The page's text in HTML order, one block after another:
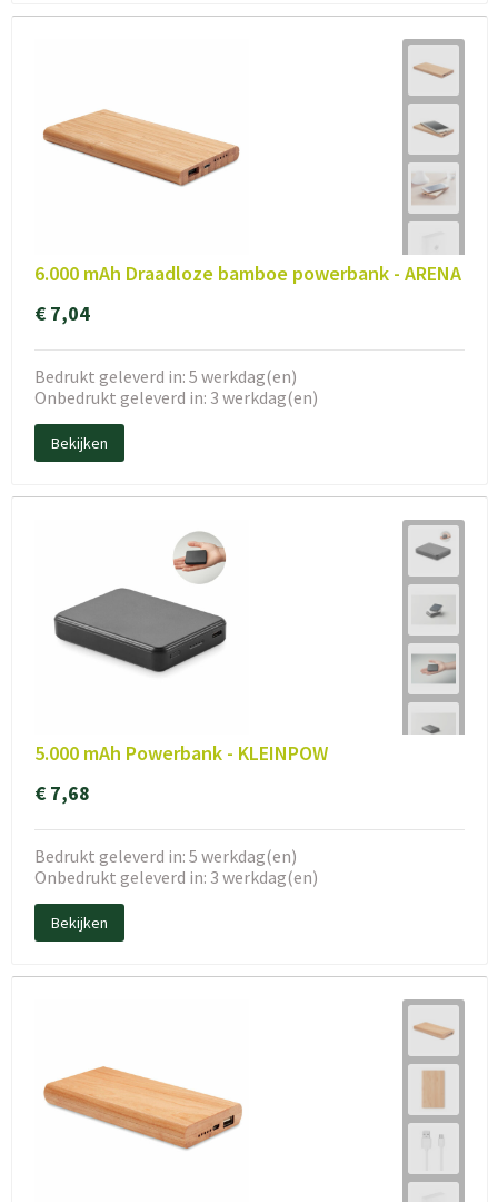
6.000 mAh Draadloze bamboe powerbank - ARENA
€ 7,04
Bedrukt geleverd in: 5 werkdag(en)
Onbedrukt geleverd in: 3 werkdag(en)
Bekijken
5.000 mAh Powerbank - KLEINPOW
€ 7,68
Bedrukt geleverd in: 5 werkdag(en)
Onbedrukt geleverd in: 3 werkdag(en)
Bekijken